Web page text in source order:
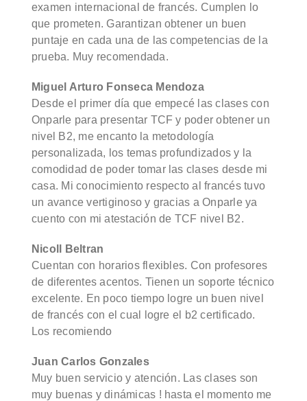
examen internacional de francés. Cumplen lo
que prometen. Garantizan obtener un buen
puntaje en cada una de las competencias de la
prueba. Muy recomendada.
Miguel Arturo Fonseca Mendoza
Desde el primer día que empecé las clases con
Onparle para presentar TCF y poder obtener un
nivel B2, me encanto la metodología
personalizada, los temas profundizados y la
comodidad de poder tomar las clases desde mi
casa. Mi conocimiento respecto al francés tuvo
un avance vertiginoso y gracias a Onparle ya
cuento con mi atestación de TCF nivel B2.
Nicoll Beltran
Cuentan con horarios flexibles. Con profesores
de diferentes acentos. Tienen un soporte técnico
excelente. En poco tiempo logre un buen nivel
de francés con el cual logre el b2 certificado.
Los recomiendo
Juan Carlos Gonzales
Muy buen servicio y atención. Las clases son
muy buenas y dinámicas ! hasta el momento me